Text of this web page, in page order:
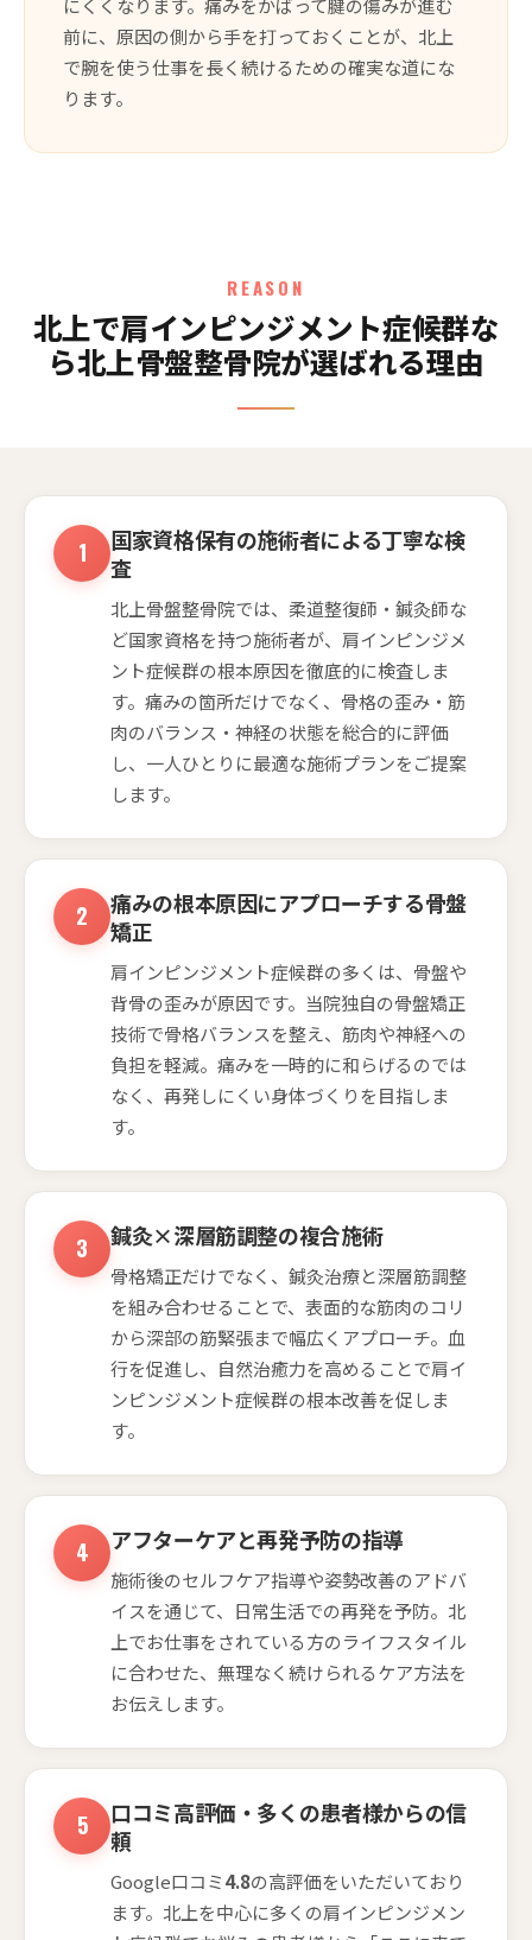
前に、原因の側から手を打っておくことが、北上
で腕を使う仕事を長く続けるための確実な道にな
ります。
REASON
北上で肩インピンジメント症候群な
ら北上骨盤整骨院が選ばれる理由
国家資格保有の施術者による丁寧な検
査
北上骨盤整骨院では、柔道整復師・鍼灸師な
ど国家資格を持つ施術者が、肩インピンジメ
ント症候群の根本原因を徹底的に検査しま
す。痛みの箇所だけでなく、骨格の歪み・筋
肉のバランス・神経の状態を総合的に評価
し、一人ひとりに最適な施術プランをご提案
します。
痛みの根本原因にアプローチする骨盤
矯正
肩インピンジメント症候群の多くは、骨盤や
背骨の歪みが原因です。当院独自の骨盤矯正
技術で骨格バランスを整え、筋肉や神経への
負担を軽減。痛みを一時的に和らげるのでは
なく、再発しにくい身体づくりを目指しま
す。
鍼灸×深層筋調整の複合施術
骨格矯正だけでなく、鍼灸治療と深層筋調整
を組み合わせることで、表面的な筋肉のコリ
から深部の筋緊張まで幅広くアプローチ。血
行を促進し、自然治癒力を高めることで肩イ
ンピンジメント症候群の根本改善を促しま
す。
アフターケアと再発予防の指導
施術後のセルフケア指導や姿勢改善のアドバ
イスを通じて、日常生活での再発を予防。北
上でお仕事をされている方のライフスタイル
に合わせた、無理なく続けられるケア方法を
お伝えします。
口コミ高評価・多くの患者様からの信
頼
Google口コミ4.8の高評価をいただいており
ます。北上を中心に多くの肩インピンジメン